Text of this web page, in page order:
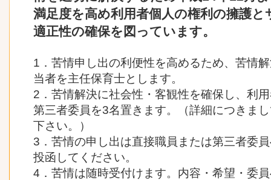
満足度を高め利用者個人の権利の擁護
適正性の確保を図っています。
1．苦情申し出の利便性を高めるため、苦情
当者を主任保育士とします。
2．苦情解決に社会性・客観性を確保し、利
第三者委員を3名置きます。（詳細につきま
下さい。）
3．苦情の申し出は直接職員または第三者委
投函してください。
4．苦情は随時受付けます。内容・希望・委